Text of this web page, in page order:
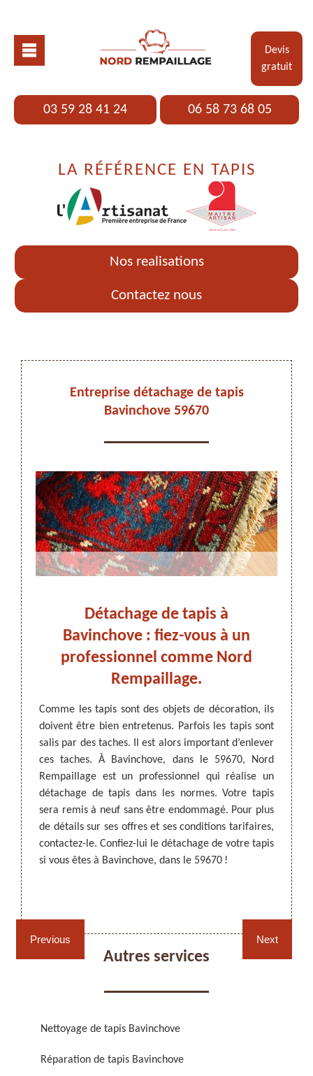
Devis
gratuit
03 59 28 41 24 06 58 73 68 05
LA RÉFÉRENCE EN TAPIS
Nos realisations
Contactez nous
ARTISAN DEZITTER, REMPAILLAGE -
CANNAGE - RECOLLAGE, 59 NORD
Cannage fauteuil, chaises
Réparation de fauteuil,
chaise et siège 59
Entreprise détachage de tapis
Bavinchove 59670
Previous
sont
en
les
Détachage de tapis à
Bavinchove : fiez-vous à un
professionnel comme Nord
Rempaillage.
Comme les tapis sont des objets de décoration, ils
doivent être bien entretenus. Parfois les tapis sont
salis par des taches. Il est alors important d’enlever
ces taches. À Bavinchove, dans le 59670, Nord
Rempaillage est un professionnel qui réalise un
détachage de tapis dans les normes. Votre tapis
sera remis à neuf sans être endommagé. Pour plus
de détails sur ses offres et ses conditions tarifaires,
contactez-le. Confiez-lui le détachage de votre tapis
si vous êtes à Bavinchove, dans le 59670 !
Le
pour
un
le
Next
Autres services
Nettoyage de tapis Bavinchove
Réparation de tapis Bavinchove